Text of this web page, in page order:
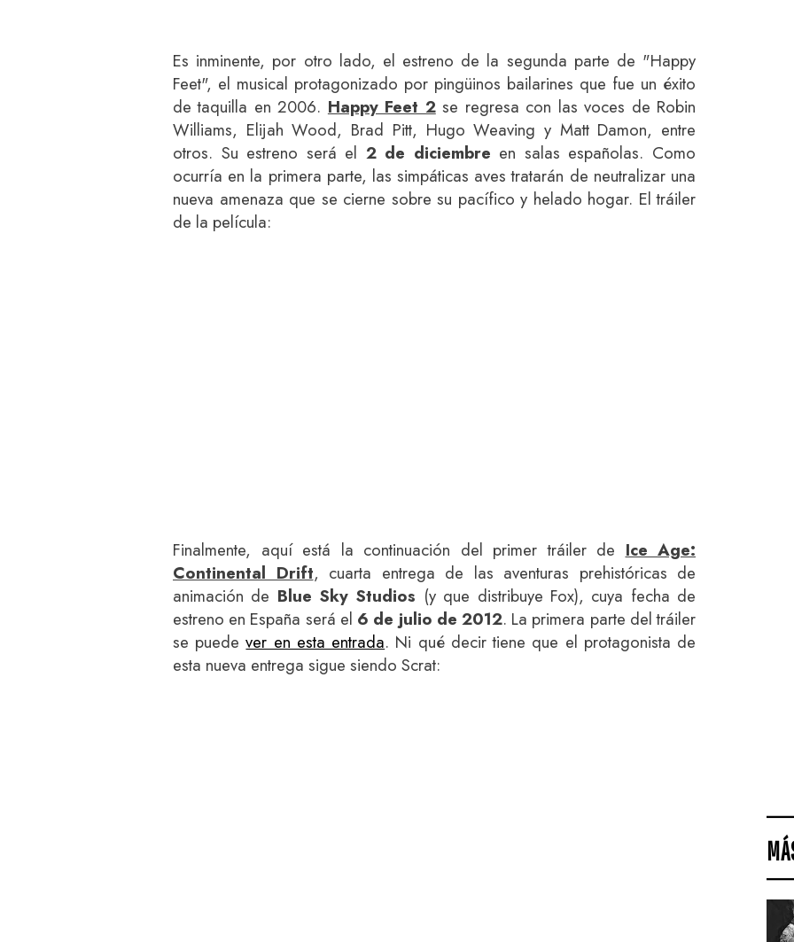
Es inminente, por otro lado, el estreno de la segunda parte de "Happy
Feet", el musical protagonizado por pingüinos bailarines que fue un éxito
de taquilla en 2006. Happy Feet 2se regresa con las voces de Robin
Williams, Elijah Wood, Brad Pitt, Hugo Weaving y Matt Damon, entre
otros. Su estreno será el 2 de diciembre en salas españolas. Como
ocurría en la primera parte, las simpáticas aves tratarán de neutralizar una
nueva amenaza que se cierne sobre su pacífico y helado hogar. El tráiler
de la película:
Finalmente, aquí está la continuación del primer tráiler de Ice Age:
Continental Drift, cuarta entrega de las aventuras prehistóricas de
animación de Blue Sky Studios (y que distribuye Fox), cuya fecha de
estreno en España será el 6 de julio de 2012. La primera parte del tráiler
se puedever en esta entrada. Ni qué decir tiene que el protagonista de
esta nueva entrega sigue siendo Scrat: